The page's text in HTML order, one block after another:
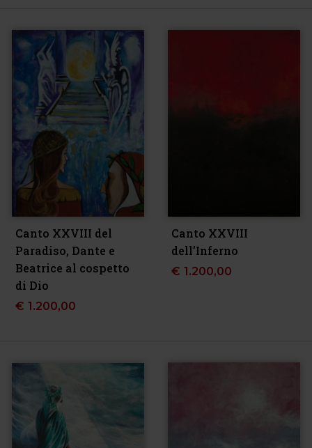
Canto XXVIII del
Paradiso, Dante e
Beatrice al cospetto
di Dio
€ 1.200,00
Canto XXVIII
dell’Inferno
€ 1.200,00